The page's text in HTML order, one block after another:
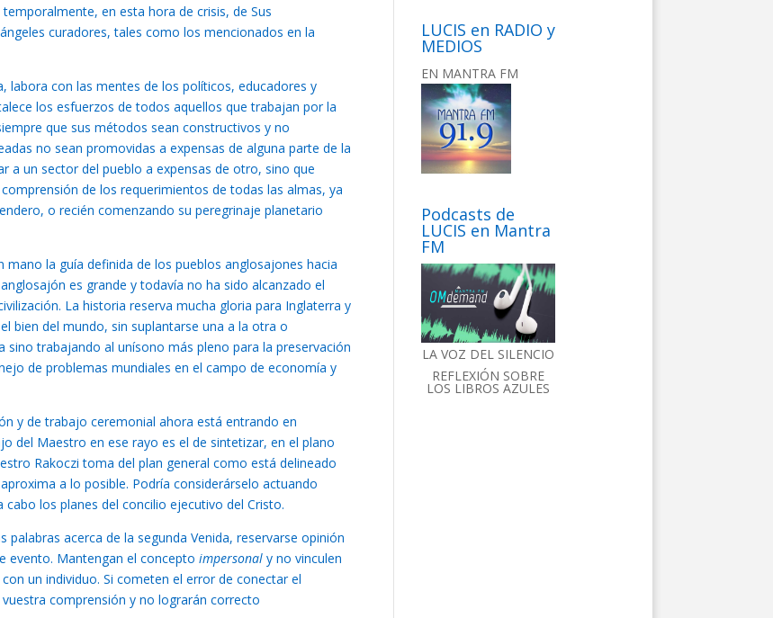
en esta hora de crisis, de Sus
curadores, tales como los mencionados en la
labora con las mentes de los políticos, educadores y
los esfuerzos de todos aquellos que trabajan por la
que sus métodos sean constructivos y no
no sean promovidas a expensas de alguna parte de la
a un sector del pueblo a expensas de otro, sino que
de los requerimientos de todas las almas, ya
o recién comenzando su peregrinaje planetario
la guía definida de los pueblos anglosajones hacia
es grande y todavía no ha sido alcanzado el
La historia reserva mucha gloria para Inglaterra y
bien del mundo, sin suplantarse una a la otra o
sino trabajando al unísono más pleno para la preservación
de problemas mundiales en el campo de economía y
y de trabajo ceremonial ahora está entrando en
del Maestro en ese rayo es el de sintetizar, en el plano
Rakoczi toma del plan general como está delineado
a lo posible. Podría considerárselo actuando
los planes del concilio ejecutivo del Cristo.
palabras acerca de la segunda Venida, reservarse opinión
evento. Mantengan el concepto impersonal y no vinculen
un individuo. Si cometen el error de conectar el
comprensión y no lograrán correcto
LUCIS en RADIO y
MEDIOS
EN MANTRA FM
Podcasts de
LUCIS en Mantra
FM
LA VOZ DEL SILENCIO
REFLEXIÓN SOBRE
LOS LIBROS AZULES